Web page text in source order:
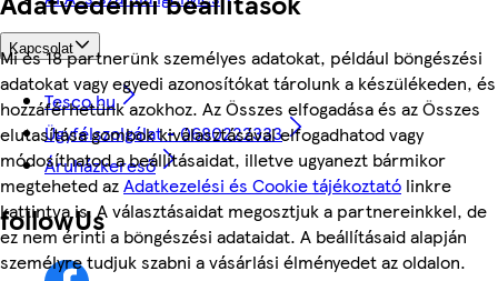
Mi és 18 partnerünk személyes adatokat, például böngészési
adatokat vagy egyedi azonosítókat tárolunk a készülékeden, és
hozzáférhetünk azokhoz. Az Összes elfogadása és az Összes
elutasítása gombok kiválasztásával elfogadhatod vagy
módosíthatod a beállításaidat, illetve ugyanezt bármikor
megteheted azAdatkezelési és Cookie tájékoztató linkre
kattintva is. A választásaidat megosztjuk a partnereinkkel, de
ez nem érinti a böngészési adataidat. A beállításaid alapján
személyre tudjuk szabni a vásárlási élményedet az oldalon.
Kapcsolat
Tesco.hu
Ügyfélszolgálat - 0680222333
Áruházkereső
followUs